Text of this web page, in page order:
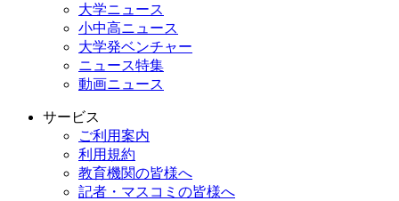
大学ニュース
小中高ニュース
大学発ベンチャー
ニュース特集
動画ニュース
サービス
ご利用案内
利用規約
教育機関の皆様へ
記者・マスコミの皆様へ